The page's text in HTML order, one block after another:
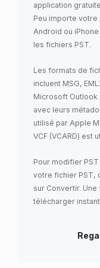
application
Peu importe votre
Android ou
les fichiers PST.
Les formats de
incluent MSG,
Microsoft Outlook
avec leurs
utilisé par Apple
VCF (VCARD) est
Pour modifier
votre fichier PST,
sur Convertir.
télécharger